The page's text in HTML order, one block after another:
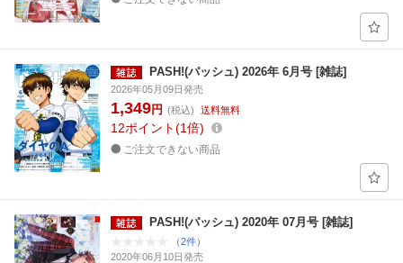
PASH!(パッシュ) 2026年 6月号 [雑誌]
2026年05月09日発売
1,349円 (税込) 送料無料
12ポイント 1倍
ご注文できない商品
PASH!(パッシュ) 2020年 07月号 [雑誌]
（2件）
2020年06月10日発売